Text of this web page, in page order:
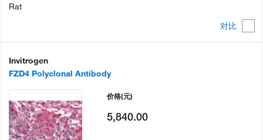
对比
Rat
Invitrogen
FZD4 Polyclonal Antibody
价格(元)
5,840.00